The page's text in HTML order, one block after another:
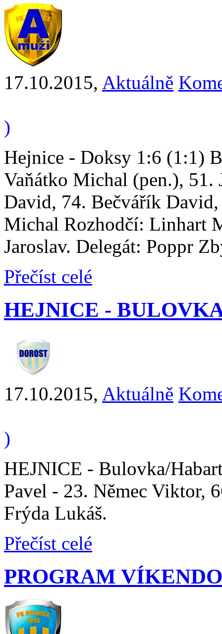
17.10.2015, Aktuálně
)
Hejnice - Doksy 1:6 (1:1)
Vaňátko Michal (pen.), 51.
David, 74. Bečvářík
Michal Rozhodčí: Linhart
Jaroslav. Delegát: Poppr
Přečíst celé
HEJNICE -
17.10.2015, Aktuálně
)
HEJNICE - Bulovka/
Pavel - 23. Němec Viktor,
Frýda Lukáš.
Přečíst celé
PROGRAM